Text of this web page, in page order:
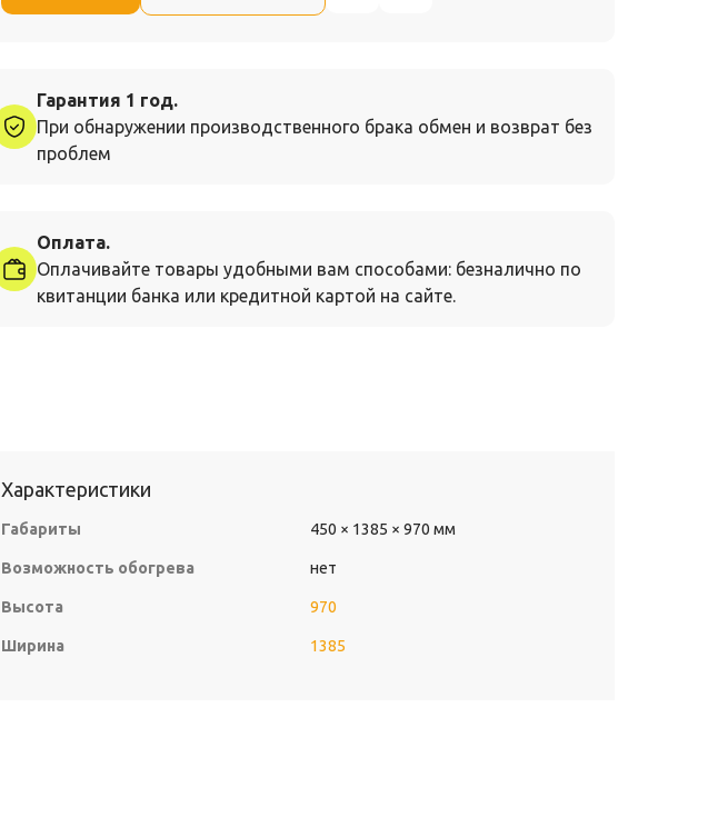
Гарантия 1 год.
При обнаружении производственного брака обмен и возврат без
проблем
Оплата.
Оплачивайте товары удобными вам способами: безналично по
квитанции банка или кредитной картой на сайте.
Характеристики
Габариты 450 × 1385 × 970 мм
Возможность обогрева нет
Высота 970
Ширина 1385